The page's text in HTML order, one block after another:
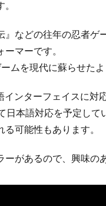
』などの往年の忍者ゲ
マーです。
ムを現代に蘇らせた
インターフェイスに対
日本語対応を予定して
可能性もあります。
ーがあるので、興味の